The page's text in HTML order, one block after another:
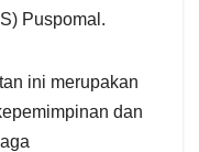
Puspomal.
ini merupakan
dan